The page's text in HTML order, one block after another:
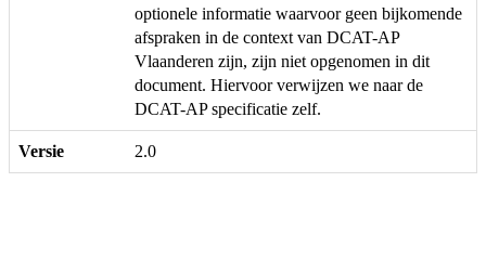
optionele informatie waarvoor geen bijkomende
afspraken in de context van DCAT-AP
Vlaanderen zijn, zijn niet opgenomen in dit
document. Hiervoor verwijzen we naar de
DCAT-AP specificatie zelf.
Versie 2.0